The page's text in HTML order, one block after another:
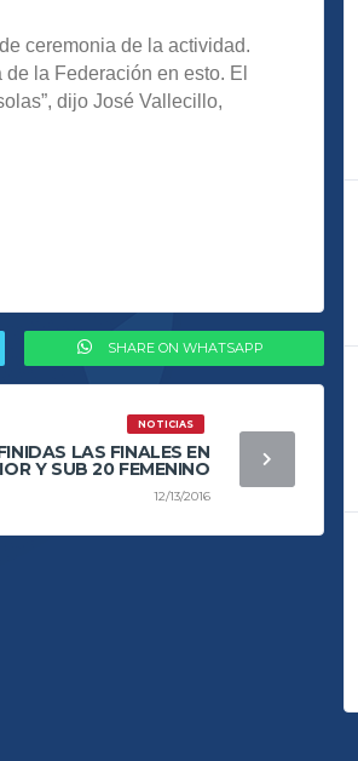
ceremonia de la actividad.
la Federación en esto. El
dijo José Vallecillo,
SHARE ON WHATSAPP
NOTICIAS
LAS FINALES EN
Y SUB 20 FEMENINO
12/13/2016